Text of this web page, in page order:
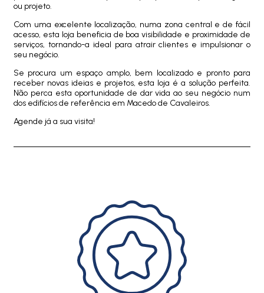
ou projeto.
Com uma excelente localização, numa zona central e de fácil
acesso, esta loja beneficia de boa visibilidade e proximidade de
serviços, tornando-a ideal para atrair clientes e impulsionar o
seu negócio.
Se procura um espaço amplo, bem localizado e pronto para
receber novas ideias e projetos, esta loja é a solução perfeita.
Não perca esta oportunidade de dar vida ao seu negócio num
dos edifícios de referência em Macedo de Cavaleiros.
Agende já a sua visita!